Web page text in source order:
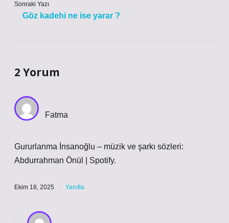
Sonraki Yazı
Göz kadehi ne ise yarar ?
2 Yorum
Fatma
Gururlanma İnsanoğlu – müzik ve şarkı sözleri:
Abdurrahman Önül | Spotify.
Ekim 18, 2025 Yanıtla